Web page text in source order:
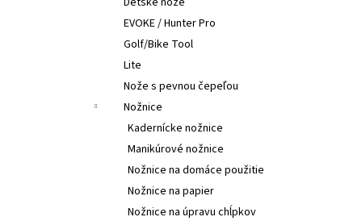
EVOKE / Hunter Pro
Golf/Bike Tool
Lite
Nože s pevnou čepeľou
Nožnice
Kadernícke nožnice
Manikúrové nožnice
Nožnice na domáce použitie
Nožnice na papier
Nožnice na úpravu chĺpkov